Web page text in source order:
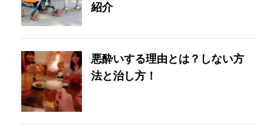
紹介
悪酔いする理由とは？しない方
法と治し方！